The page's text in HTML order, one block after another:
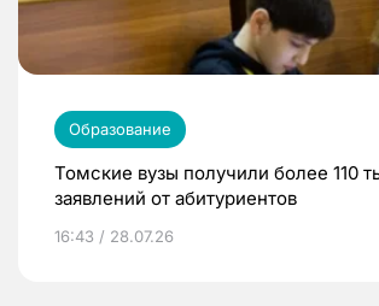
Образование
Томские вузы получили более 110
заявлений от абитуриентов
16:43 / 28.07.26